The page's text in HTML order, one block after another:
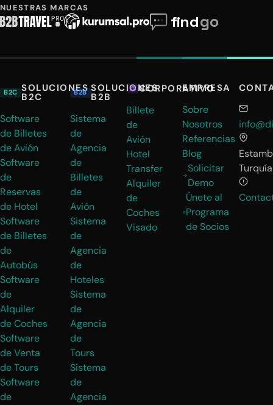
NUESTRAS MARCAS
B2C SOLUCIONES
B2C
Software
de Billetes
de Avión
Software
de
Reservas
de Hotel
Software
de Billetes
de
Autobús
Software
de
Alquiler
de Coches
Software
de Venta
de Tours
Software
de
B2B SOLUCIONES
B2B
Sistema
de
Agencia
de
Billetes
de
Avión
Sistema
de
Agencia
de
Hoteles
Sistema
de
Agencia
de
Tours
Sistema
de
Agencia
CORPORATIVO
Billete
de
Avión
Hotel
Transfer
Alquiler
de
Coches
Visado
EMPRESA
Sobre
Nosotros
Referencias
Blog
Solicitar
Demo
Únete al
Programa
de Socios
Turquía